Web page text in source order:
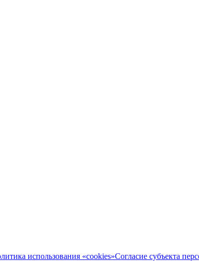
использования «cookies»Согласие субъекта